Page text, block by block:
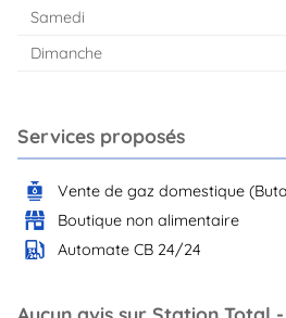
Samedi
Dimanche
Services proposés
Vente de gaz domestique
Boutique non alimentaire
Automate CB 24/24